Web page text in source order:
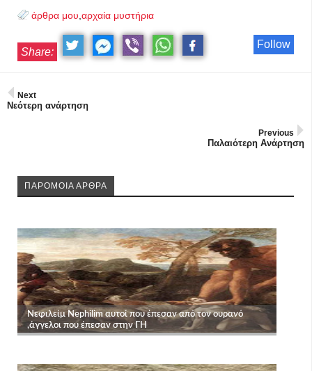
άρθρα μου αρχαία μυστήρια
Follow
Share:
Next
Νεότερη ανάρτηση
Previous
Παλαιότερη Ανάρτηση
ΠΑΡΟΜΟΙΑ ΑΡΘΡΑ